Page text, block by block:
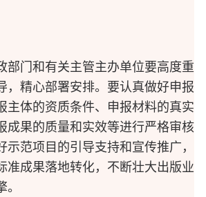
部门和有关主管主办单位要高度重
，精心部署安排。要认真做好申报
主体的资质条件、申报材料的真实
成果的质量和实效等进行严格审核
示范项目的引导支持和宣传推广，
准成果落地转化，不断壮大出版业